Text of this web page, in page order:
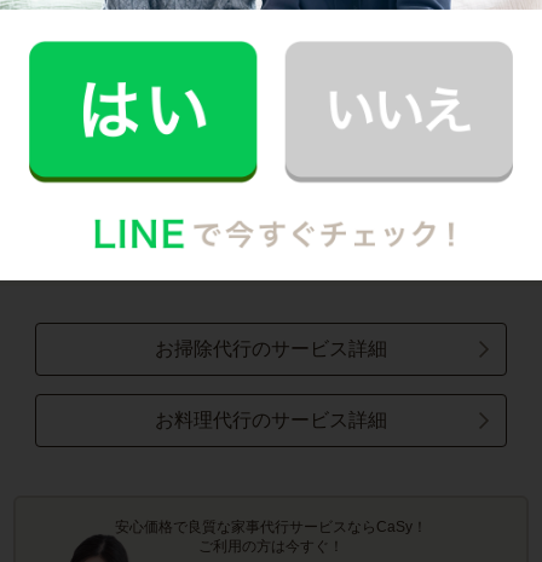
・吉川市・越谷市・松伏町・春日部市・上尾市・川越市・
ふじみ野市・富士見市・志木市 ・朝霞市・新座市・三芳町・
加須市・本庄市・ 羽生市・鴻巣市 ・
桶川市 ・久喜市・ 北本市 ・坂戸市・ 幸手市
・ 日高市
滑川町
・川島町
とき
神川町・上里町 ・寄居町・宮代町 ・杉戸町
お掃除代行のサービス詳細
お料理代行のサービス詳細
安心価格で良質な家事代行サービスならCaSy！
ご利用の方は今すぐ！